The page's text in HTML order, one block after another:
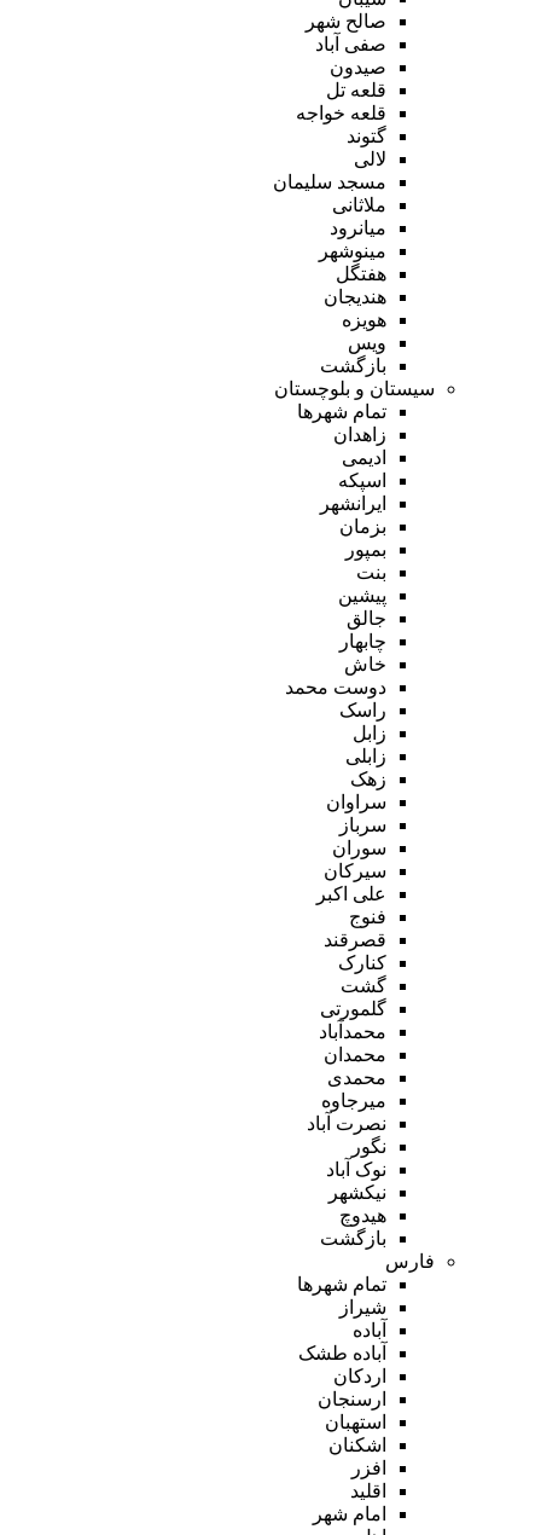
صالح شهر
صفی آباد
صیدون
قلعه تل
قلعه خواجه
گتوند
لالی
مسجد سلیمان
ملاثانی
میانرود
مینوشهر
هفتگل
هندیجان
هویزه
ویس
بازگشت
سیستان و بلوچستان
تمام شهر‌ها
زاهدان
ادیمی
اسپکه
ایرانشهر
بزمان
بمپور
بنت
پیشین
جالق
چابهار
خاش
دوست محمد
راسک
زابل
زابلی
زهک
سراوان
سرباز
سوران
سیرکان
علی اکبر
فنوج
قصرقند
کنارک
گشت
گلمورتی
محمدآباد
محمدان
محمدی
میرجاوه
نصرت آباد
نگور
نوک آباد
نیکشهر
هیدوچ
بازگشت
فارس
تمام شهر‌ها
شیراز
آباده
آباده طشک
اردکان
ارسنجان
استهبان
اشکنان
افزر
اقلید
امام شهر